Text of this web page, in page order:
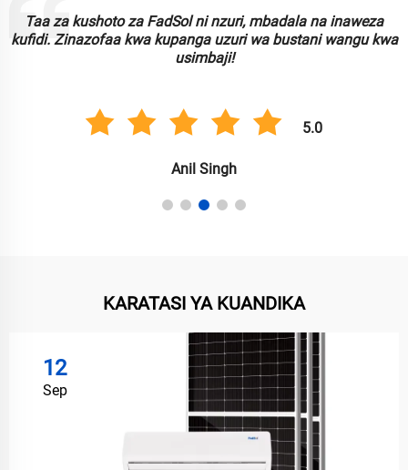
Taa za kushoto za FadSol ni nzuri, mbadala na inaweza
kufidi. Zinazofaa kwa kupanga uzuri wa bustani wangu kwa
usimbaji!
5.0
Anil Singh
KARATASI YA KUANDIKA
12
Sep